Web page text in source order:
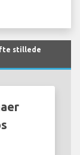
stillede